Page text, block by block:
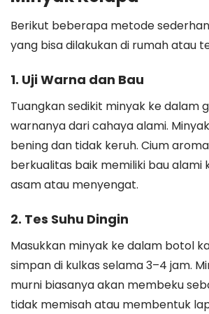
Berikut beberapa metode
yang bisa dilakukan di rumah atau
1. Uji Warna dan Bau
Tuangkan sedikit minyak ke dalam
warnanya dari cahaya alami.
bening dan tidak keruh. Cium
berkualitas baik memiliki bau alami
asam atau menyengat.
2. Tes Suhu Dingin
Masukkan minyak ke dalam botol
simpan di kulkas selama 3–4 jam.
murni biasanya akan membeku
tidak memisah atau membentuk